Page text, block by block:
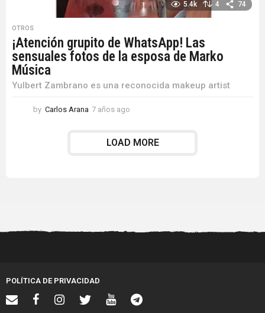
5.4k 4 74
OTROS
¡Atención grupito de WhatsApp! Las
sensuales fotos de la esposa de Marko
Música
Yulbert Zambrano es una reconocida makeup artist
by Carlos Arana 7 años ago
LOAD MORE
POLÍTICA DE PRIVACIDAD